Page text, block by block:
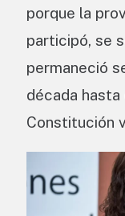
porque la
participó, se
permaneció
década
Constitución